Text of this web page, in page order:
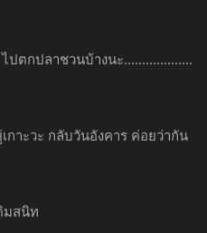
ไปตกปลาชวนบ้างนะ...................
กาะวะ กลับวันอังคาร ค่อยว่ากัน
มสนิท